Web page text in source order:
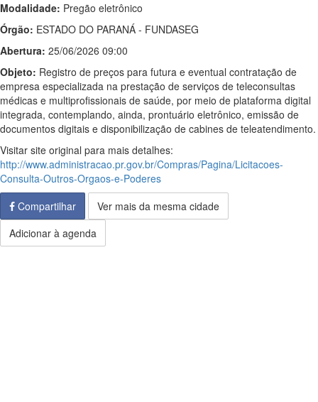
Modalidade: Pregão eletrônico
Órgão: ESTADO DO PARANÁ - FUNDASEG
Abertura: 25/06/2026 09:00
Objeto: Registro de preços para futura e eventual contratação de
empresa especializada na prestação de serviços de teleconsultas
médicas e multiprofissionais de saúde, por meio de plataforma digital
integrada, contemplando, ainda, prontuário eletrônico, emissão de
documentos digitais e disponibilização de cabines de teleatendimento.
Visitar site original para mais detalhes:
http://www.administracao.pr.gov.br/Compras/Pagina/Licitacoes-
Consulta-Outros-Orgaos-e-Poderes
Compartilhar
Ver mais da mesma cidade
Adicionar à agenda